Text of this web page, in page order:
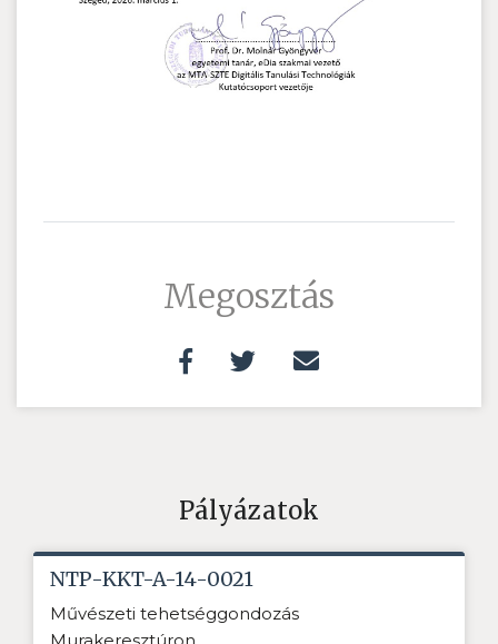
Megosztás
Pályázatok
NTP-KKT-A-14-0021
Művészeti tehetséggondozás